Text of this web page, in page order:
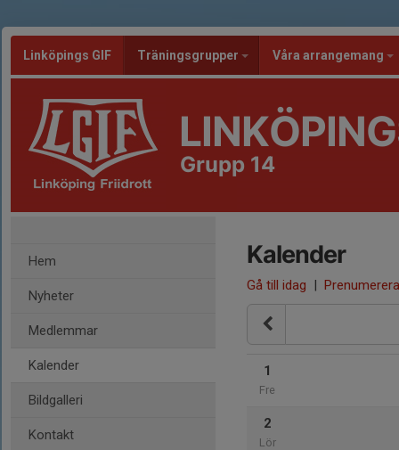
Linköpings GIF Träningsgrupper Våra arrangemang
Grupp 14
Hem
Nyheter
Medlemmar
Kalender
Bildgalleri
Kontakt
Kalender
Gå till idag | Prenumerera
1
Fre
2
Lör